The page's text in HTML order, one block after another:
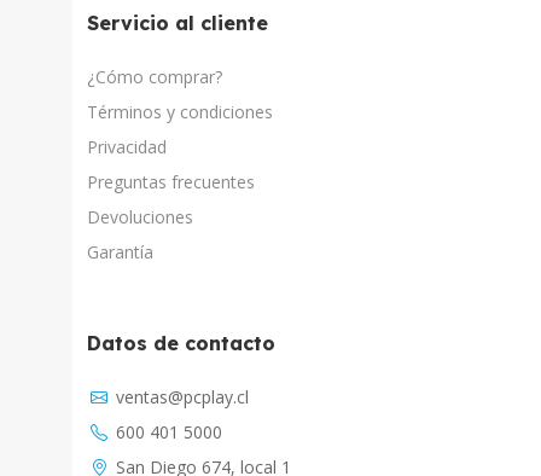
Servicio al cliente
¿Cómo comprar?
Términos y condiciones
Privacidad
Preguntas frecuentes
Devoluciones
Garantía
Datos de contacto
ventas@pcplay.cl
600 401 5000
San Diego 674, local 1
Chat con IA
PcPlay Santiago / Web